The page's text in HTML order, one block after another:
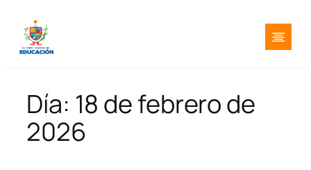
contenido
Día: 18 de febrero de
2026